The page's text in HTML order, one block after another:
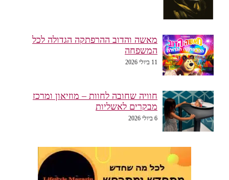
מאשה והדוב ההרפתקה הגדולה לכל
המשפחה
11 ביולי 2026
חוויה שחובה לחוות – מוזיאון ומרכז
מבקרים לאשליות
6 ביולי 2026